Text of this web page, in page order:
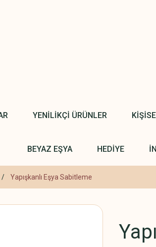
YENİLİKÇİ ÜRÜNLER
BEYAZ EŞYA HEDİYE
Yapışkanlı Eşya Sabitleme